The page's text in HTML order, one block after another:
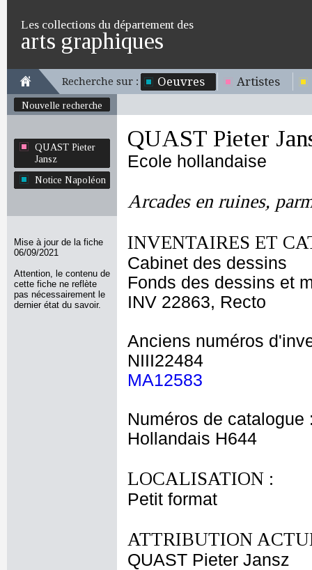
Les collections du département des
arts graphiques
Recherche sur : Oeuvres Artistes
Nouvelle recherche
QUAST Pieter
Jansz
Notice Napoléon
Mise à jour de la fiche
06/09/2021
Attention, le contenu de
cette fiche ne reflète
pas nécessairement le
dernier état du savoir.
QUAST Pieter
Ecole hollandaise
Arcades en ruines,
INVENTAIRES ET
Cabinet des dessins
Fonds des dessins et
INV 22863, Recto
Anciens numéros
NIII22484
MA12583
Numéros de catalogue
Hollandais H644
LOCALISATION :
Petit format
ATTRIBUTION
QUAST Pieter Jansz